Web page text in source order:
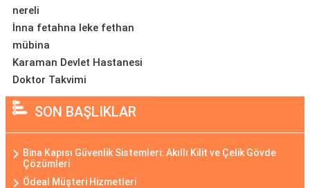
nereli
İnna fetahna leke fethan
mübina
Karaman Devlet Hastanesi
Doktor Takvimi
SON BAŞLIKLAR
Bina Kapısı Güvenlik Sistemleri: Akıllı Kilit ve Çelik Gövde
Çözümleri
Ödeal Müşteri Hizmetleri